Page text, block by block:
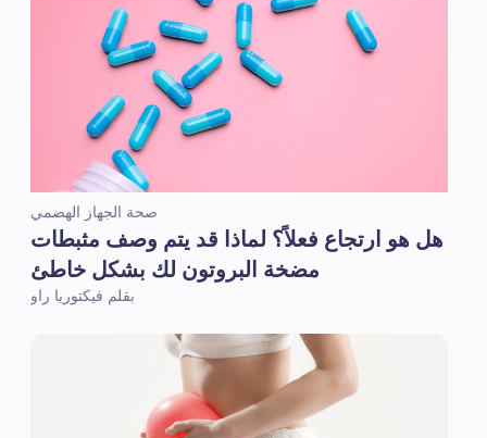
صحة الجهاز الهضمي
هل هو ارتجاع فعلاً؟ لماذا قد يتم وصف مثبطات
مضخة البروتون لك بشكل خاطئ
بقلم فيكتوريا راو